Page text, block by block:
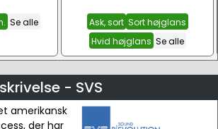
Se alle Ask, sort Sort højglans
Hvid højglans Se alle
- SVS
amerikansk
der har